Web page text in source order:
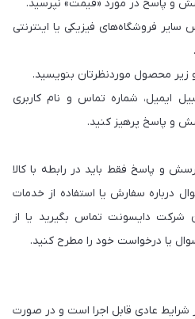
و پاسخ در مورد «قیمت» نپرسید.
فروشگاه‌های فیزیکی یا اینترنتی
محصول موردنظرتان بنویسید.
ایمیل، شماره تماس و نام کاربری
و پاسخ پرهیز کنید.
و پاسخ فقط باید در رابطه با کالا
درباره سفارش یا استفاده از خدمات
دایسونت تماس بگیرید یا از
یا درخواست خود را مطرح کنید.
شرایط عادی قابل اجرا است و در صورت